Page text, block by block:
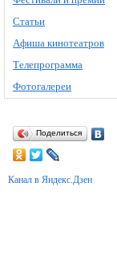
Статьи
Афиша кинотеатров
Телепрограмма
Фотогалереи
Поделиться
Канал в Яндекс.Дзен